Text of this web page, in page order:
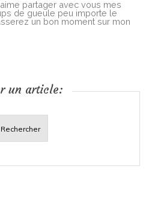
partager avec vous mes
de gueule peu importe le
un bon moment sur mon
un article: